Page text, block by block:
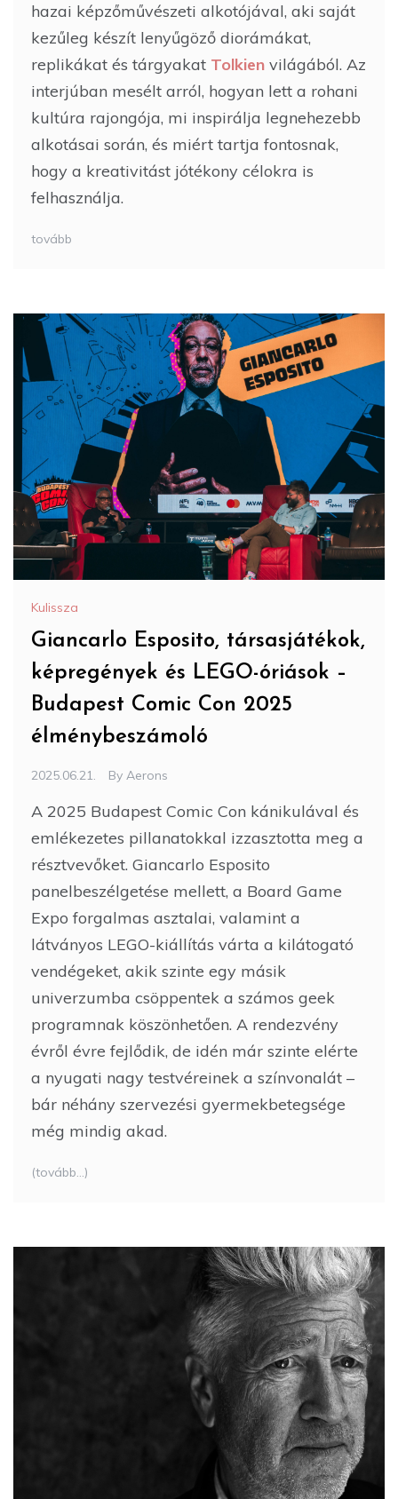
hazai képzőművészeti alkotójával, aki saját
kezűleg készít lenyűgöző diorámákat,
replikákat és tárgyakat Tolkien világából. Az
interjúban mesélt arról, hogyan lett a rohani
kultúra rajongója, mi inspirálja legnehezebb
alkotásai során, és miért tartja fontosnak,
hogy a kreativitást jótékony célokra is
felhasználja.
tovább
Kulissza
Giancarlo Esposito, társasjátékok,
képregények és LEGO-óriások –
Budapest Comic Con 2025
élménybeszámoló
2025.06.21. By Aerons
A 2025 Budapest Comic Con kánikulával és
emlékezetes pillanatokkal izzasztotta meg a
résztvevőket. Giancarlo Esposito
panelbeszélgetése mellett, a Board Game
Expo forgalmas asztalai, valamint a
látványos LEGO-kiállítás várta a kilátogató
vendégeket, akik szinte egy másik
univerzumba csöppentek a számos geek
programnak köszönhetően. A rendezvény
évről évre fejlődik, de idén már szinte elérte
a nyugati nagy testvéreinek a színvonalát –
bár néhány szervezési gyermekbetegsége
még mindig akad.
(tovább…)